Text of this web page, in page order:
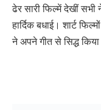
ढेर सारी फिल्में देखीं
हार्दिक बधाई। शार्ट
ने अपने गीत से सिद्ध